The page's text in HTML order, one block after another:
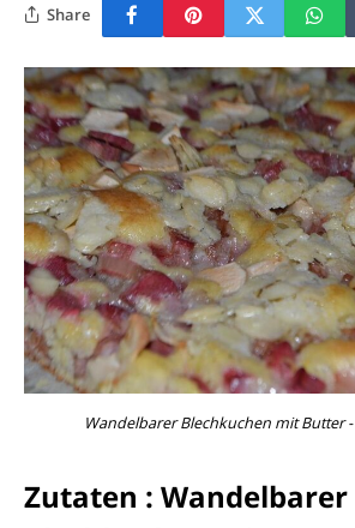
Share
Wandelbarer Blechkuchen mit Butter
Zutaten : Wandelbarer